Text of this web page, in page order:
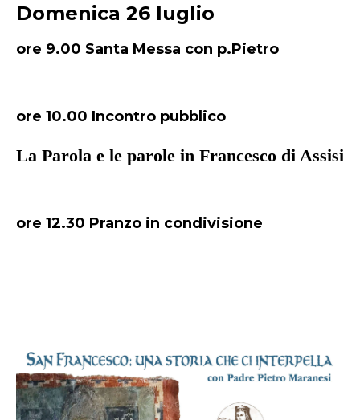
Domenica 26 luglio
ore 9.00 Santa Messa con p.Pietro
ore 10.00 Incontro pubblico
La Parola e le parole in Francesco di Assisi
ore 12.30 Pranzo in condivisione